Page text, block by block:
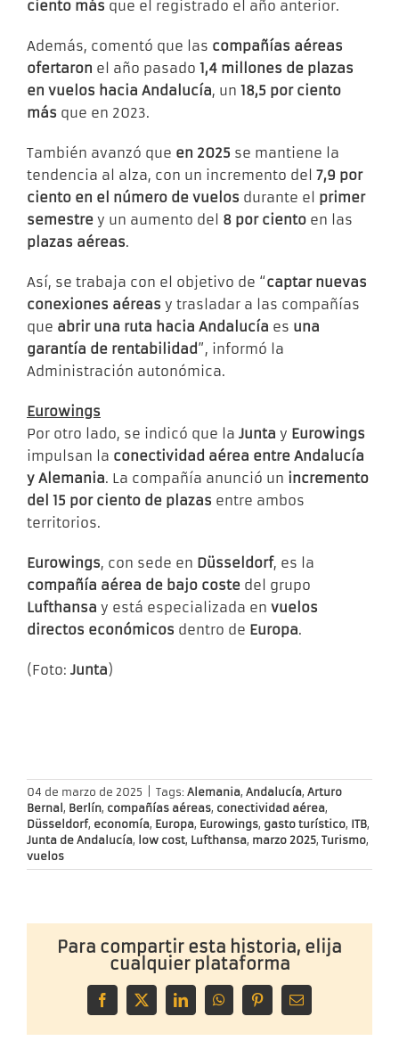
ciento más que el registrado el año anterior.
Además, comentó que las compañías aéreas
ofertaron el año pasado 1,4 millones de plazas
en vuelos hacia Andalucía, un 18,5 por ciento
más que en 2023.
También avanzó que en 2025 se mantiene la
tendencia al alza, con un incremento del 7,9 por
ciento en el número de vuelos durante el primer
semestre y un aumento del 8 por ciento en las
plazas aéreas.
Así, se trabaja con el objetivo de “captar nuevas
conexiones aéreas y trasladar a las compañías
que abrir una ruta hacia Andalucía es una
garantía de rentabilidad”, informó la
Administración autonómica.
Eurowings
Por otro lado, se indicó que la Junta y Eurowings
impulsan la conectividad aérea entre Andalucía
y Alemania. La compañía anunció un incremento
del 15 por ciento de plazas entre ambos
territorios.
Eurowings, con sede en Düsseldorf, es la
compañía aérea de bajo coste del grupo
Lufthansa y está especializada en vuelos
directos económicos dentro de Europa.
(Foto: Junta)
04 de marzo de 2025 Tags: Alemania, Andalucía, Arturo
Bernal , Berlín, compañías aéreas, conectividad aérea,
Düsseldorf, economía, Europa, Eurowings, gasto turístico, ITB,
Junta de Andalucía, low cost, Lufthansa, marzo 2025, Turismo,
vuelos
Para compartir esta historia, elija
cualquier plataforma
Facebook
X LinkedInWhatsAppPinterestCorreo